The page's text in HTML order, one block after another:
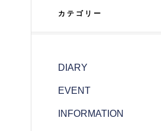
カテゴリー
DIARY
EVENT
INFORMATION